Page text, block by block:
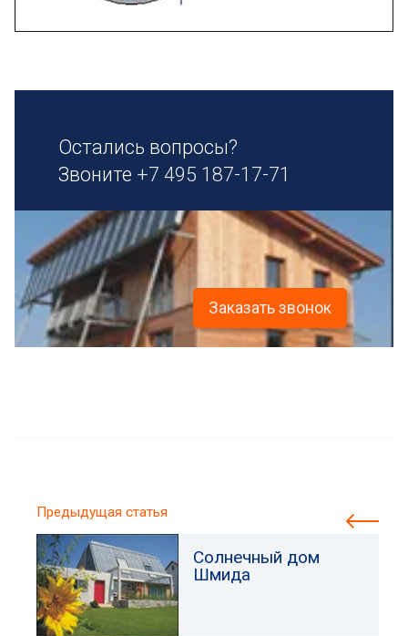
Остались вопросы?
Звоните +7 495 187-17-71
Заказать звонок
Предыдущая статья
Солнечный дом
Шмида